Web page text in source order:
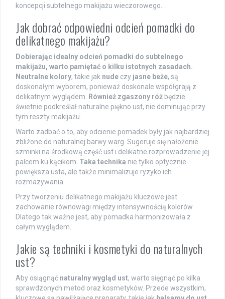
koncepcji subtelnego makijażu wieczorowego.
Jak dobrać odpowiedni odcień pomadki do
delikatnego makijażu?
Dobierając idealny odcień pomadki do subtelnego
makijażu, warto pamiętać o kilku istotnych zasadach.
Neutralne kolory, takie jak nude czy jasne beże, są
doskonałym wyborem, ponieważ doskonale współgrają z
delikatnym wyglądem.
Również zgaszony róż będzie
świetnie podkreślał naturalne piękno ust, nie dominując przy
tym reszty makijażu.
Warto zadbać o to, aby odcienie pomadek były jak najbardziej
zbliżone do naturalnej barwy warg. Sugeruje się nałożenie
szminki na środkową część ust i delikatne rozprowadzenie jej
palcem ku kącikom. Taka technika nie tylko optycznie
powiększa usta, ale także minimalizuje ryzyko ich
rozmazywania.
Przy tworzeniu delikatnego makijażu kluczowe jest
zachowanie równowagi między intensywnością kolorów.
Dlatego tak ważne jest, aby pomadka harmonizowała z
całym wyglądem.
Jakie są techniki i kosmetyki do naturalnych
ust?
Aby osiągnąć naturalny wygląd ust, warto sięgnąć po kilka
sprawdzonych metod oraz kosmetyków. Przede wszystkim,